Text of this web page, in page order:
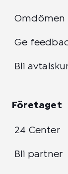
Omdömen
Ge
Bli
Företaget
24 Center
Bli partner